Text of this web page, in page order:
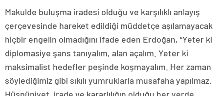
Makulde buluşma iradesi olduğu ve karşılıklı anlayış
çerçevesinde hareket edildiği müddetçe aşılamayacak
hiçbir engelin olmadığını ifade eden Erdoğan, “Yeter ki
diplomasiye şans tanıyalım, alan açalım. Yeter ki
maksimalist hedefler peşinde koşmayalım. Her zaman
söylediğimiz gibi sıkılı yumruklarla musafaha yapılmaz.